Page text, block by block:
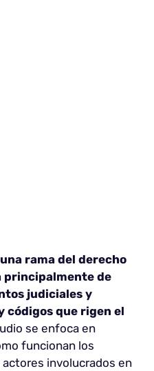
rama del derecho
principalmente de
judiciales y
códigos que rigen el
se enfoca en
funcionan los
involucrados en